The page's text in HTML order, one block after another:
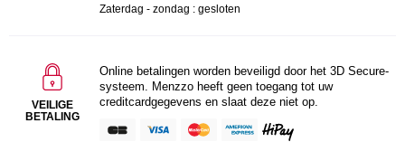
Zaterdag - zondag : gesloten
VEILIGE
BETALING
Online betalingen worden beveiligd door het 3D Secure-
systeem. Menzzo heeft geen toegang tot uw
creditcardgegevens en slaat deze niet op.